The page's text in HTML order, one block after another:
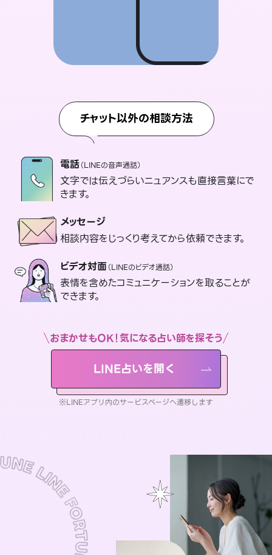
チャット以外の相談方法
電話（LINEの音声通話）
文字では伝えづらいニュアンスも直接言葉にで
きます。
メッセージ
相談内容をじっくり考えてから依頼できます。
ビデオ対面（LINEのビデオ通話）
表情を含めたコミュニケーションを取ることが
できます。
おまかせもOK！気になる占い師を探そう
LINE占いを開く
※LINEアプリ内のサービスページへ遷移します